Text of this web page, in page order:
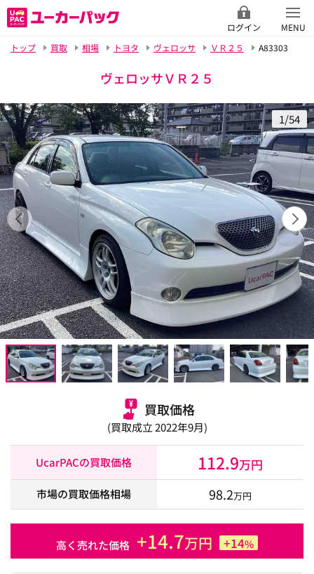
ログイン
MENU
トップ
買取 相場 トヨタ ヴェロッサ ＶＲ２５ A83303
ヴェロッサＶＲ２５
1/54
買取価格
(買取成立 2022年9月)
UcarPACの買取価格 112.9万円
市場の買取価格相場 98.2万円
高く売れた価格 +14.7万円 +14%